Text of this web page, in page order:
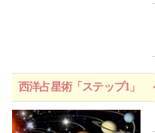
西洋占星術「ステップ1」